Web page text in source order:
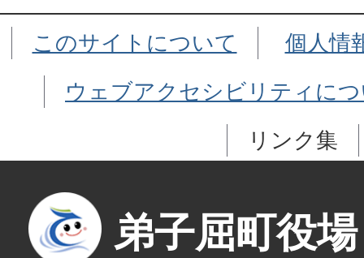
このサイトについて
個人情
ウェブアクセシビリティに
リンク集
弟子屈町役場